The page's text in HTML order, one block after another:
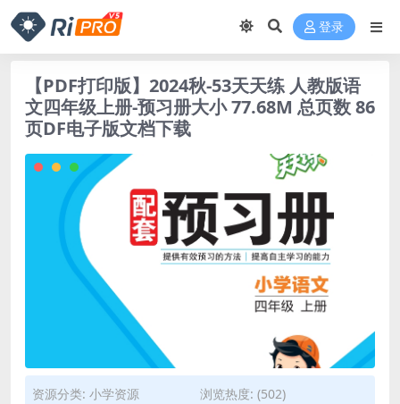
登录
【PDF打印版】2024秋-53天天练 人教版语
文四年级上册-预习册大小 77.68M 总页数 86
页DF电子版文档下载
资源分类: 小学资源
浏览热度: (502)